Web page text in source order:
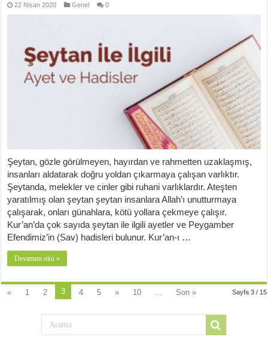
22 Nisan 2020 Genel 0
Şeytan, gözle görülmeyen, hayırdan ve rahmetten uzaklaşmış,
insanları aldatarak doğru yoldan çıkarmaya çalışan varlıktır.
Şeytanda, melekler ve cinler gibi ruhani varlıklardır. Ateşten
yaratılmış olan şeytan şeytan insanlara Allah’ı unutturmaya
çalışarak, onları günahlara, kötü yollara çekmeye çalışır.
Kur’an’da çok sayıda şeytan ile ilgili ayetler ve Peygamber
Efendimiz’in (Sav) hadisleri bulunur. Kur’an-ı …
Devamını oku »
Sayfa 3 / 15
« 1 2 3 4 5 » 10 ... Son »